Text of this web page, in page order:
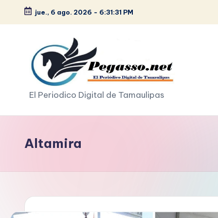
Saltar
contenido
jue., 6 ago. 2026 - 6:31:32 PM
p
e
g
s
o
El Periodico Digital de Tamaulipas
Altamira